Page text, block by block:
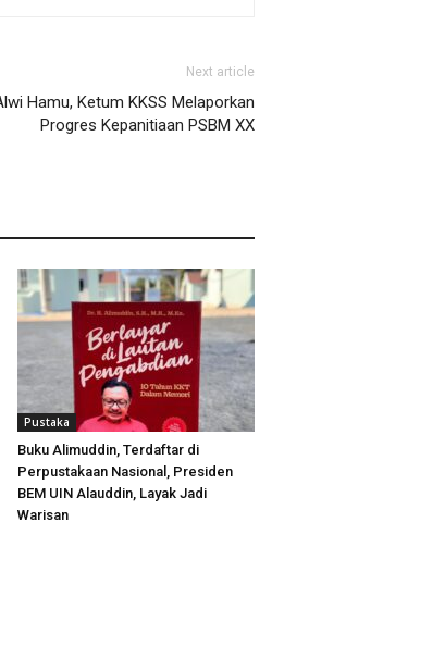
Next article
Hamu, Ketum KKSS Melaporkan
Progres Kepanitiaan PSBM XX
Pustaka
Buku Alimuddin, Terdaftar di
Perpustakaan Nasional, Presiden
BEM UIN Alauddin, Layak Jadi
Warisan